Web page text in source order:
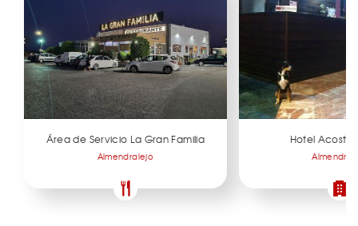
Área de Servicio La Gran Familia
Almendralejo
Hotel Acosta